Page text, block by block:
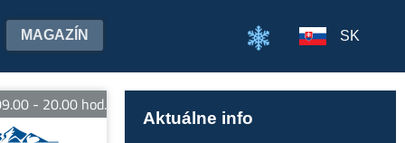
MAGAZÍN SK
20.00 hod. E-bike Strachan - otvorené denne od 09.00 do
Aktuálne info